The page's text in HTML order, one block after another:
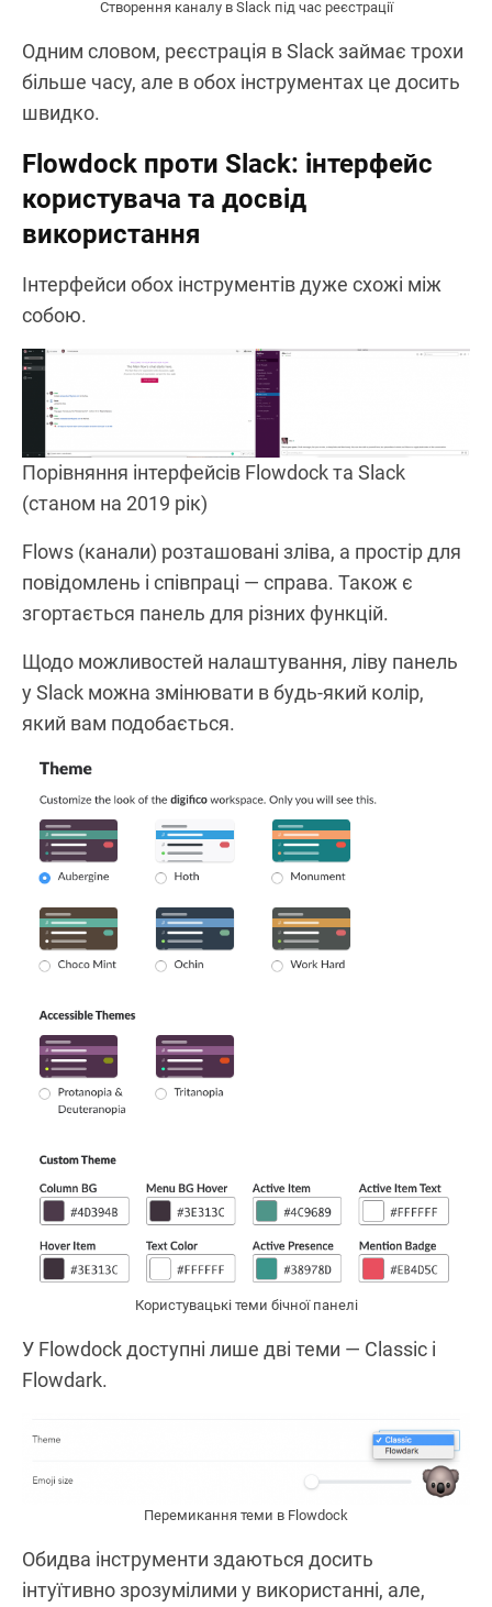
Створення каналу в Slack під час реєстрації
Одним словом, реєстрація в Slack займає трохи
більше часу, але в обох інструментах це досить
швидко.
Flowdock проти Slack: інтерфейс
користувача та досвід
використання
Інтерфейси обох інструментів дуже схожі між
собою.
Порівняння інтерфейсів Flowdock та Slack
(станом на 2019 рік)
Flows (канали) розташовані зліва, а простір для
повідомлень і співпраці — справа. Також є
згортається панель для різних функцій.
Щодо можливостей налаштування, ліву панель
у Slack можна змінювати в будь-який колір,
який вам подобається.
Користувацькі теми бічної панелі
У Flowdock доступні лише дві теми — Classic і
Flowdark.
Перемикання теми в Flowdock
Обидва інструменти здаються досить
інтуїтивно зрозумілими у використанні, але,